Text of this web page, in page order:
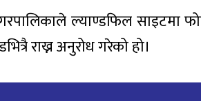
ल्याण्डफिल साइटमा
राख्न अनुरोध गरेको हो।